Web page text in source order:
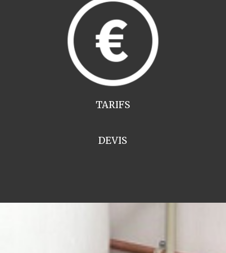
TARIFS
DEVIS